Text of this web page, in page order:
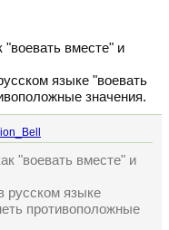
"воевать вместе" и
языке "воевать
значения.
"воевать вместе" и
русском языке
противоположные